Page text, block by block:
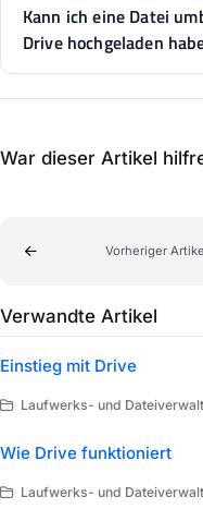
Kann ich eine Datei
Drive hochgeladen
War dieser Artikel
Vorheriger
Verwandte Artikel
Einstieg mit Drive
Laufwerks- und
Wie Drive funktioniert
Laufwerks- und